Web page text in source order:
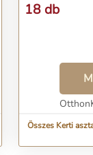
18 db
Összes Kerti